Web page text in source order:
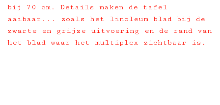
bij 70 cm. Details maken de tafel
aaibaar... zoals het linoleum blad bij de
zwarte en grijze uitvoering en de rand van
het blad waar het multiplex zichtbaar is.